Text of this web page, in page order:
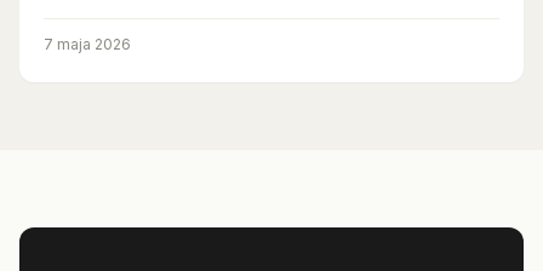
7 maja 2026